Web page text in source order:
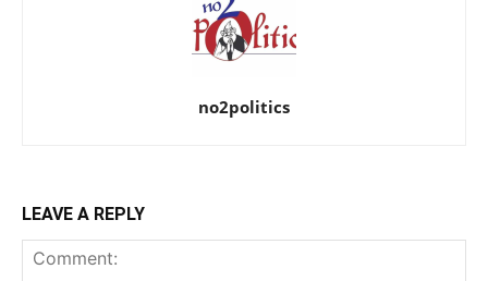
no2politics
LEAVE A REPLY